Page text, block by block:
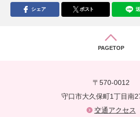
シェア ポスト
PAGETOP
〒570-0012
守口市大久保町1丁目南
交通アクセス